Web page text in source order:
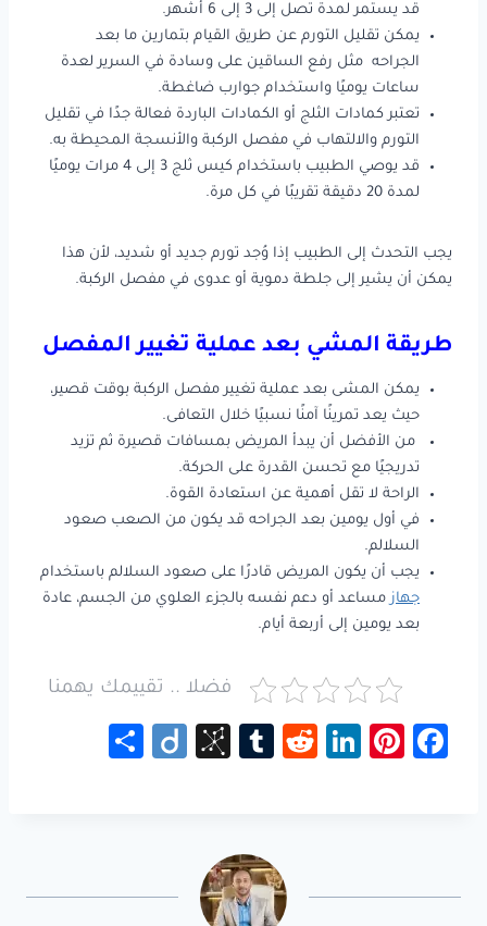
قد يستمر لمدة تصل إلى 3 إلى 6 أشهر.
يمكن تقليل التورم عن طريق القيام بتمارين ما بعد
الجراحه مثل رفع الساقين على وسادة في السرير لعدة
ساعات يوميًا واستخدام جوارب ضاغطة.
تعتبر كمادات الثلج أو الكمادات الباردة فعالة جدًا في تقليل
التورم والالتهاب في مفصل الركبة والأنسجة المحيطة به.
قد يوصي الطبيب باستخدام كيس ثلج 3 إلى 4 مرات يوميًا
لمدة 20 دقيقة تقريبًا في كل مرة.
يجب التحدث إلى الطبيب إذا وُجد تورم جديد أو شديد، لأن هذا
يمكن أن يشير إلى جلطة دموية أو عدوى في مفصل الركبة.
طريقة المشي بعد عملية تغيير المفصل
يمكن المشى بعد عملية تغيير مفصل الركبة بوقت قصير،
حيث يعد تمرينًا آمنًا نسبيًا خلال التعافى.
من الأفضل أن يبدأ المريض بمسافات قصيرة ثم تزيد
تدريجيًا مع تحسن القدرة على الحركة.
الراحة لا تقل أهمية عن استعادة القوة.
في أول يومين بعد الجراحه قد يكون من الصعب صعود
السلالم.
يجب أن يكون المريض قادرًا على صعود السلالم باستخدام
جهاز مساعد أو دعم نفسه بالجزء العلوي من الجسم، عادة
بعد يومين إلى أربعة أيام.
فضلا .. تقييمك يهمنا
Fa
Pi
Li
t
Tu
r
Bi
Di